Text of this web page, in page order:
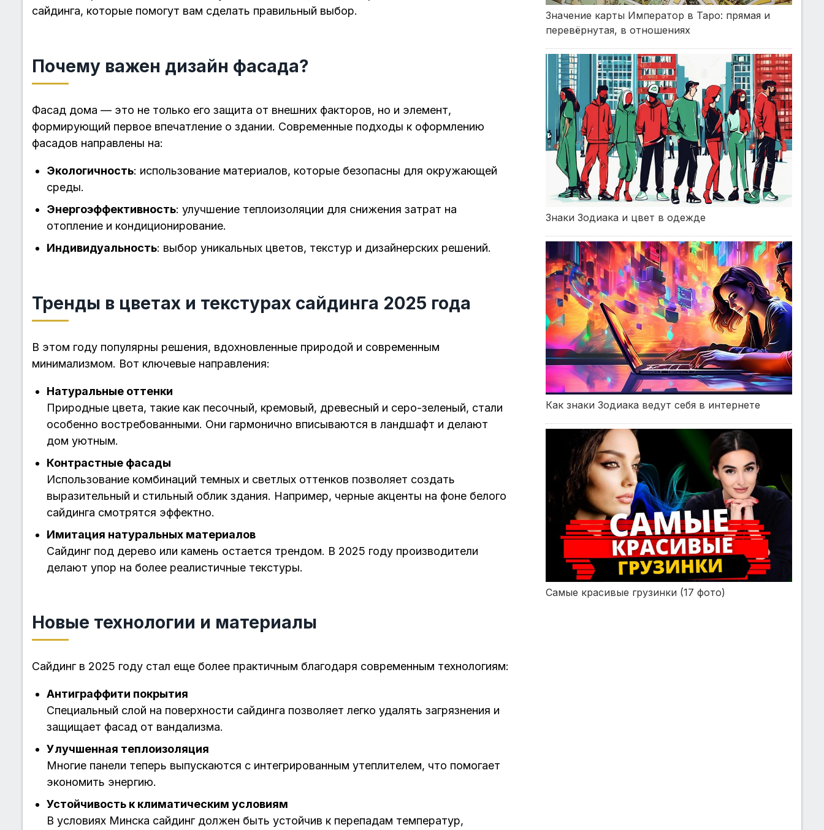
сайдинга, которые помогут вам сделать правильный выбор.
Почему важен дизайн фасада?
Фасад дома — это не только его защита от внешних факторов, но и элемент,
формирующий первое впечатление о здании. Современные подходы к оформлению
фасадов направлены на:
Экологичность: использование материалов, которые безопасны для окружающей
среды.
Энергоэффективность: улучшение теплоизоляции для снижения затрат на
отопление и кондиционирование.
Индивидуальность: выбор уникальных цветов, текстур и дизайнерских решений.
Тренды в цветах и текстурах сайдинга 2025 года
В этом году популярны решения, вдохновленные природой и современным
минимализмом. Вот ключевые направления:
Натуральные оттенки
Природные цвета, такие как песочный, кремовый, древесный и серо-зеленый, стали
особенно востребованными. Они гармонично вписываются в ландшафт и делают
дом уютным.
Контрастные фасады
Использование комбинаций темных и светлых оттенков позволяет создать
выразительный и стильный облик здания. Например, черные акценты на фоне белого
сайдинга смотрятся эффектно.
Имитация натуральных материалов
Сайдинг под дерево или камень остается трендом. В 2025 году производители
делают упор на более реалистичные текстуры.
Новые технологии и материалы
Сайдинг в 2025 году стал еще более практичным благодаря современным технологиям:
Антиграффити покрытия
Специальный слой на поверхности сайдинга позволяет легко удалять загрязнения и
защищает фасад от вандализма.
Улучшенная теплоизоляция
Многие панели теперь выпускаются с интегрированным утеплителем, что помогает
экономить энергию.
Устойчивость к климатическим условиям
В условиях Минска сайдинг должен быть устойчив к перепадам температур,
Значение карты Император в Таро: прямая и
перевёрнутая, в отношениях
Знаки Зодиака и цвет в одежде
Как знаки Зодиака ведут себя в интернете
Самые красивые грузинки (17 фото)